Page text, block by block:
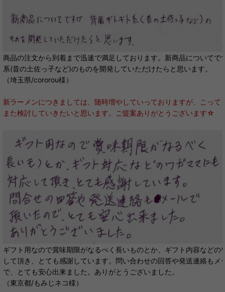
商品の注文から到着まで迅速で満足しております。新商品についてで
系(昔の土佐っ子など)のものを開発していただけたらと思います。
（埼玉県/cororou様）
新ラーメンにつきましては、随時増やしていっておりますが、こって
また検討していきたいと思います。ご提案ありがとうございます☆
ギフト用なので賞味期限がなるべく長いものとか、ギフト内容などの
して頂き、とても感謝しています。問い合わせの回答や発送連絡もメ
で、とても安心出来ました。ありがとうございました。
（東京都/もみじネコ様）